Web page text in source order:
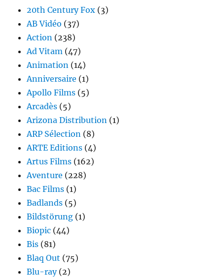
20th Century Fox (3)
AB Vidéo (37)
Action (238)
Ad Vitam (47)
Animation (14)
Anniversaire (1)
Apollo Films (5)
Arcadès (5)
Arizona Distribution (1)
ARP Sélection (8)
ARTE Editions (4)
Artus Films (162)
Aventure (228)
Bac Films (1)
Badlands (5)
Bildstörung (1)
Biopic (44)
Bis (81)
Blaq Out (75)
Blu-ray(2)